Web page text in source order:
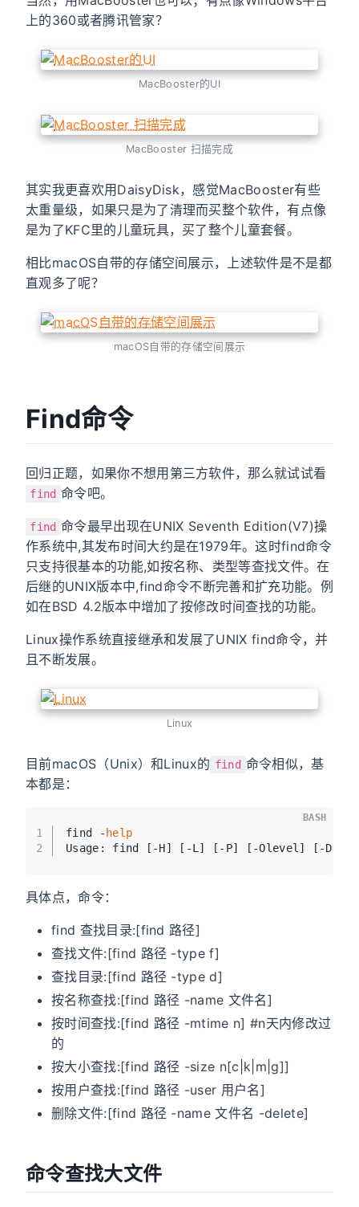
上的360或者腾讯管家？
MacBooster的UI
MacBooster 扫描完成
其实我更喜欢用DaisyDisk，感觉MacBooster有些
太重量级，如果只是为了清理而买整个软件，有点像
是为了KFC里的儿童玩具，买了整个儿童套餐。
相比macOS自带的存储空间展示，上述软件是不是都
直观多了呢？
macOS自带的存储空间展示
Find命令
回归正题，如果你不想用第三方软件，那么就试试看
find 命令吧。
find 命令最早出现在UNIX Seventh Edition(V7)操
作系统中,其发布时间大约是在1979年。这时find命令
只支持很基本的功能,如按名称、类型等查找文件。在
后继的UNIX版本中,find命令不断完善和扩充功能。例
如在BSD 4.2版本中增加了按修改时间查找的功能。
Linux操作系统直接继承和发展了UNIX find命令，并
且不断发展。
Linux
目前macOS（Unix）和Linux的 find 命令相似，基
本都是：
1
2
find - help
Usage: find [-H] [-L] [-P] [-Olevel] [-D
BASH
具体点，命令：
find 查找目录:[find 路径]
查找文件:[find 路径 -type f]
查找目录:[find 路径 -type d]
按名称查找:[find 路径 -name 文件名]
按时间查找:[find 路径 -mtime n] #n天内修改过
的
按大小查找:[find 路径 -size n[c|k|m|g]]
按用户查找:[find 路径 -user 用户名]
删除文件:[find 路径 -name 文件名 -delete]
命令查找大文件